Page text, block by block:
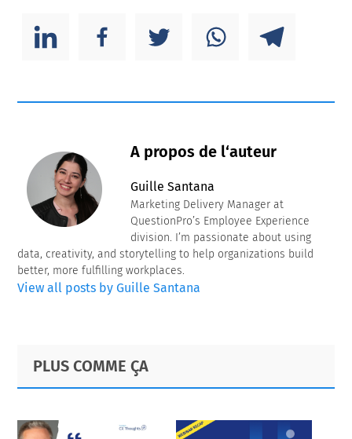
A propos de l‘auteur
Guille Santana
Marketing Delivery Manager at
QuestionPro’s Employee Experience
division. I’m passionate about using
data, creativity, and storytelling to help organizations build
better, more fulfilling workplaces.
View all posts by Guille Santana
Primary
Sidebar
Footer
PLUS COMME ÇA